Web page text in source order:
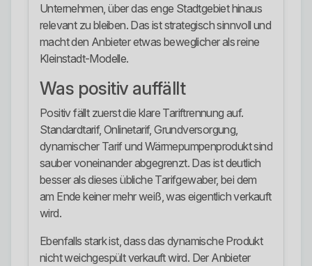
Unternehmen, über das enge Stadtgebiet hinaus
relevant zu bleiben. Das ist strategisch sinnvoll und
macht den Anbieter etwas beweglicher als reine
Kleinstadt-Modelle.
Was positiv auffällt
Positiv fällt zuerst die klare Tariftrennung auf.
Standardtarif, Onlinetarif, Grundversorgung,
dynamischer Tarif und Wärmepumpenprodukt sind
sauber voneinander abgegrenzt. Das ist deutlich
besser als dieses übliche Tarifgewaber, bei dem
am Ende keiner mehr weiß, was eigentlich verkauft
wird.
Ebenfalls stark ist, dass das dynamische Produkt
nicht weichgespült verkauft wird. Der Anbieter